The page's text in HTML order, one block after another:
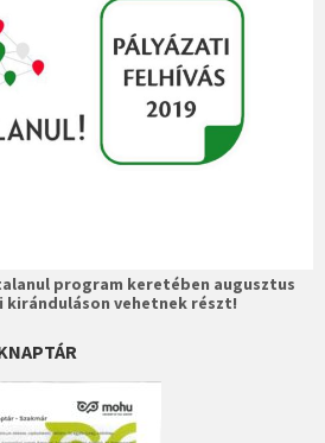
program keretében augusztus
kiránduláson vehetnek részt!